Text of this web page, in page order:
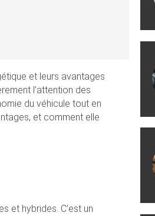
et leurs avantages
l’attention des
du véhicule tout en
et comment elle
et hybrides. C’est un